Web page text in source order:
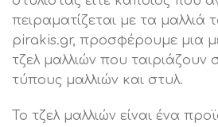
πειραματίζεται με τα μαλλιά
pirakis.gr, προσφέρουμε μια
τζελ μαλλιών που ταιριάζουν
τύπους μαλλιών και στυλ.
Το τζελ μαλλιών είναι ένα